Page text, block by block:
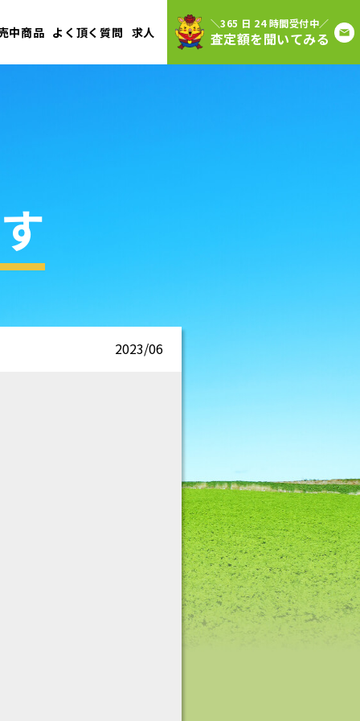
中商品 よく頂く質問 求人
＼365 日 24 時間受付中／
査定額を聞いてみる
2023/06